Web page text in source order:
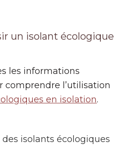
un isolant écologique
les informations
comprendre l’utilisation
en isolation.
isolants écologiques